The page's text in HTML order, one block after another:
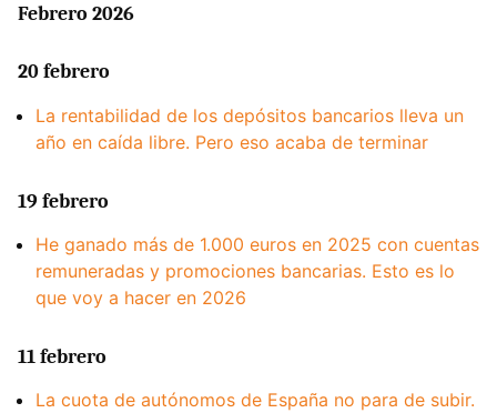
Febrero 2026
20 febrero
La rentabilidad de los depósitos bancarios lleva un
año en caída libre. Pero eso acaba de terminar
19 febrero
He ganado más de 1.000 euros en 2025 con cuentas
remuneradas y promociones bancarias. Esto es lo
que voy a hacer en 2026
11 febrero
La cuota de autónomos de España no para de subir.